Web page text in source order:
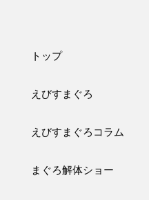
トップ
えびすまぐろ
えびすまぐろコラム
まぐろ解体ショー
えびすまぐろコラム